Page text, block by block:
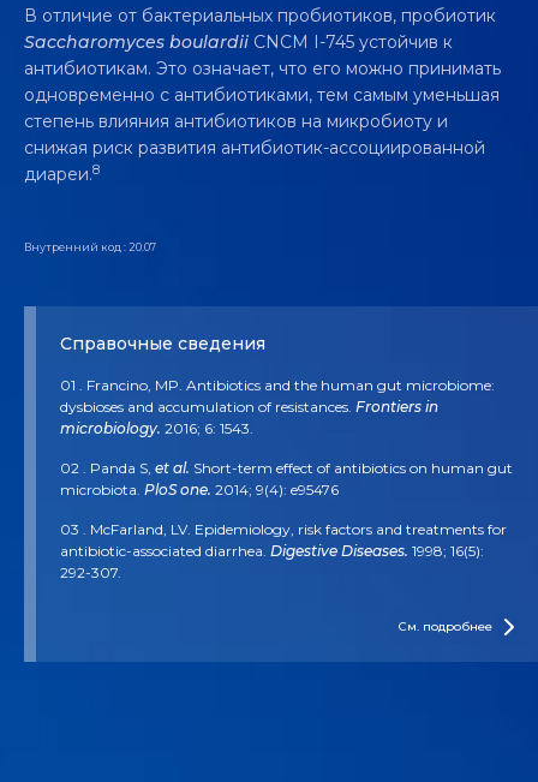
В отличие от бактериальных пробиотиков, пробиотик
Saccharomyces boulardii CNCM I-745 устойчив к
антибиотикам. Это означает, что его можно принимать
одновременно с антибиотиками, тем самым уменьшая
степень влияния антибиотиков на микробиоту и
снижая риск развития антибиотик-ассоциированной
диареи.8
Внутренний код : 20.07
Справочные сведения
01 . Francino, MP. Antibiotics and the human gut microbiome:
dysbioses and accumulation of resistances. Frontiers in
microbiology. 2016; 6: 1543.
02 . Panda S, et al. Short-term effect of antibiotics on human gut
microbiota. PloS one. 2014; 9(4): e95476
03 . McFarland, LV. Epidemiology, risk factors and treatments for
antibiotic-associated diarrhea. Digestive Diseases. 1998; 16(5):
292-307.
См. подробнее
2008; 3(5): 563-578.